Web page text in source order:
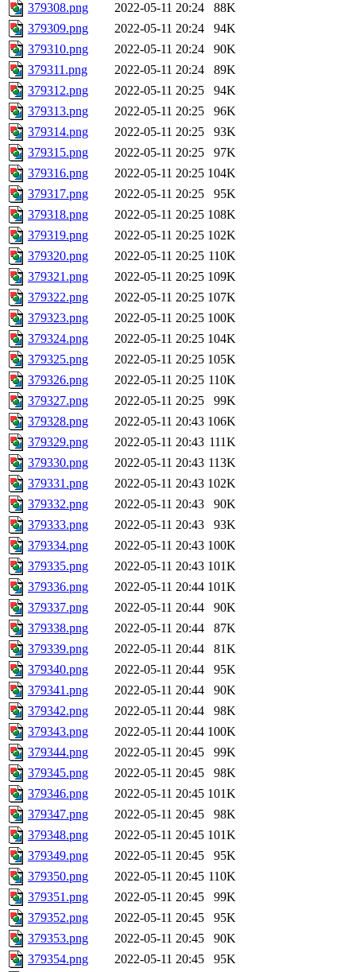
379308.png
2022-05-11 20:24
88K
379309.png
2022-05-11 20:24
94K
379310.png
2022-05-11 20:24
90K
379311.png
2022-05-11 20:24
89K
379312.png
2022-05-11 20:25
94K
379313.png
2022-05-11 20:25
96K
379314.png
2022-05-11 20:25
93K
379315.png
2022-05-11 20:25
97K
379316.png
2022-05-11 20:25 104K
379317.png
2022-05-11 20:25
95K
379318.png
2022-05-11 20:25 108K
379319.png
2022-05-11 20:25 102K
379320.png
2022-05-11 20:25 110K
379321.png
2022-05-11 20:25 109K
379322.png
2022-05-11 20:25 107K
379323.png
2022-05-11 20:25 100K
379324.png
2022-05-11 20:25 104K
379325.png
2022-05-11 20:25 105K
379326.png
2022-05-11 20:25 110K
379327.png
2022-05-11 20:25
99K
379328.png
2022-05-11 20:43 106K
379329.png
2022-05-11 20:43 111K
379330.png
2022-05-11 20:43 113K
379331.png
2022-05-11 20:43 102K
379332.png
2022-05-11 20:43
90K
379333.png
2022-05-11 20:43
93K
379334.png
2022-05-11 20:43 100K
379335.png
2022-05-11 20:43 101K
379336.png
2022-05-11 20:44 101K
379337.png
2022-05-11 20:44
90K
379338.png
2022-05-11 20:44
87K
379339.png
2022-05-11 20:44
81K
379340.png
2022-05-11 20:44
95K
379341.png
2022-05-11 20:44
90K
379342.png
2022-05-11 20:44
98K
379343.png
2022-05-11 20:44 100K
379344.png
2022-05-11 20:45
99K
379345.png
2022-05-11 20:45
98K
379346.png
2022-05-11 20:45 101K
379347.png
2022-05-11 20:45
98K
379348.png
2022-05-11 20:45 101K
379349.png
2022-05-11 20:45
95K
379350.png
2022-05-11 20:45 110K
379351.png
2022-05-11 20:45
99K
379352.png
2022-05-11 20:45
95K
379353.png
2022-05-11 20:45
90K
379354.png
2022-05-11 20:45 95K